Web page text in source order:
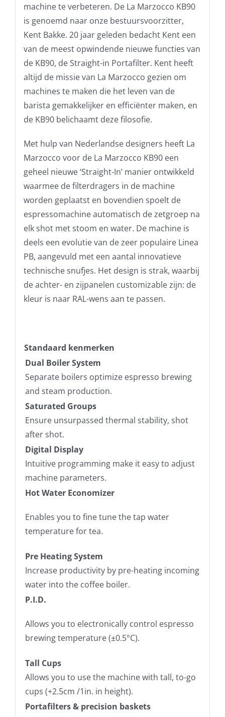
machine te verbeteren. De La Marzocco KB90
is genoemd naar onze bestuursvoorzitter,
Kent Bakke. 20 jaar geleden bedacht Kent een
van de meest opwindende nieuwe functies van
de KB90, de Straight-in Portafilter. Kent heeft
altijd de missie van La Marzocco gezien om
machines te maken die het leven van de
barista gemakkelijker en efficiënter maken, en
de KB90 belichaamt deze filosofie.
Met hulp van Nederlandse designers heeft La
Marzocco voor de La Marzocco KB90 een
geheel nieuwe ‘Straight-In’ manier ontwikkeld
waarmee de filterdragers in de machine
worden geplaatst en bovendien spoelt de
espressomachine automatisch de zetgroep na
elk shot met stoom en water. De machine is
deels een evolutie van de zeer populaire Linea
PB, aangevuld met een aantal innovatieve
technische snufjes. Het design is strak, waarbij
de achter- en zijpanelen customizable zijn: de
kleur is naar RAL-wens aan te passen.
Standaard kenmerken
Dual Boiler System
Separate boilers optimize espresso brewing
and steam production.
Saturated Groups
Ensure unsurpassed thermal stability, shot
after shot.
Digital Display
Intuitive programming make it easy to adjust
machine parameters.
Hot Water Economizer
Enables you to fine tune the tap water
temperature for tea.
Pre Heating System
Increase productivity by pre-heating incoming
water into the coffee boiler.
P.I.D.
Allows you to electronically control espresso
brewing temperature (±0.5°C).
Tall Cups
Allows you to use the machine with tall, to-go
cups (+2.5cm /1in. in height).
Portafilters & precision baskets